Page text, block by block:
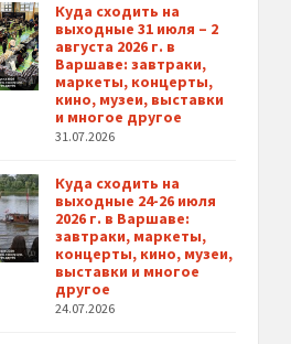
Куда сходить на
выходные 31 июля – 2
августа 2026 г. в
Варшаве: завтраки,
маркеты, концерты,
кино, музеи, выставки
и многое другое
31.07.2026
Куда сходить на
выходные 24-26 июля
2026 г. в Варшаве:
завтраки, маркеты,
концерты, кино, музеи,
выставки и многое
другое
24.07.2026